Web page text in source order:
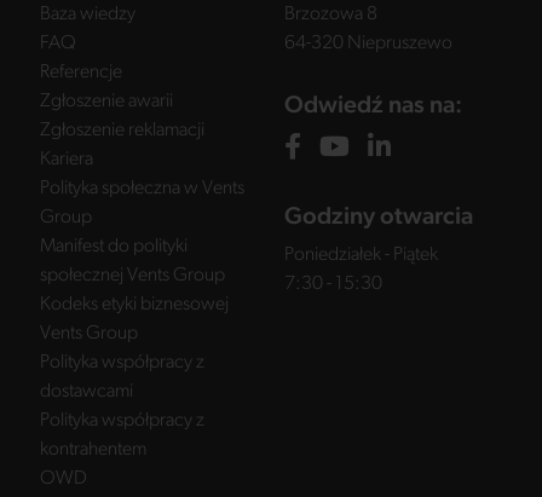
Baza wiedzy
FAQ
Referencje
Zgłoszenie awarii
Zgłoszenie reklamacji
Kariera
Polityka społeczna w Vents
Group
Manifest do polityki
społecznej Vents Group
Kodeks etyki biznesowej
Vents Group
Polityka współpracy z
dostawcami
Polityka współpracy z
kontrahentem
OWD
Brzozowa 8
64-320 Niepruszewo
Odwiedź nas na:
Godziny otwarcia
Poniedziałek - Piątek
7:30 - 15:30